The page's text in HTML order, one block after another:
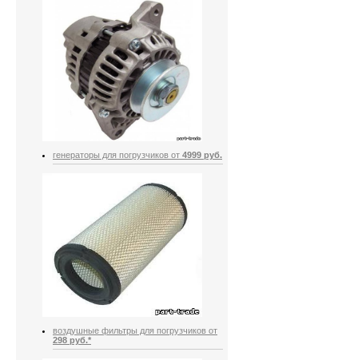
генераторы для погрузчиков от 4999 руб.
воздушные фильтры для погрузчиков от
298 руб.*